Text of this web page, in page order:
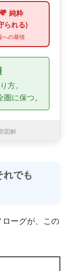
純粋
られる)
方。
に保つ。
図解
れでも
ーグが、この